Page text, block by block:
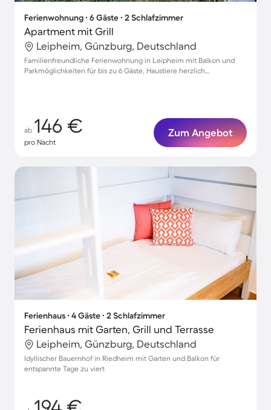
Ferienwohnung ∙ 6 Gäste ∙ 2 Schlafzimmer
Apartment mit Grill
Leipheim, Günzburg, Deutschland
Familienfreundliche Ferienwohnung in Leipheim mit Balkon und
Parkmöglichkeiten für bis zu 6 Gäste, Haustiere herzlich
ab 146 €
pro Nacht
Zum Angebot
Ferienhaus ∙ 4 Gäste ∙ 2 Schlafzimmer
Ferienhaus mit Garten, Grill und Terrasse
Leipheim, Günzburg, Deutschland
Idyllischer Bauernhof in Riedheim mit Garten und Balkon für
entspannte Tage zu viert